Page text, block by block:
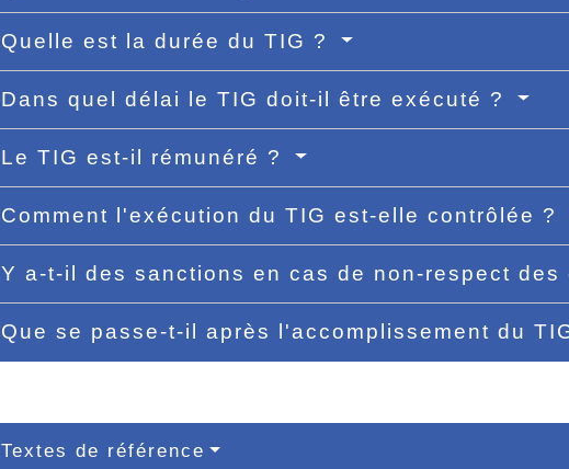
Quelle est la durée du TIG ?
Dans quel délai le TIG doit-il être exécuté ?
Le TIG est-il rémunéré ?
Comment l'exécution du TIG est-elle contrôlée ?
Y a-t-il des sanctions en cas de non-respect
Que se passe-t-il après l'accomplissement du
Textes de référence